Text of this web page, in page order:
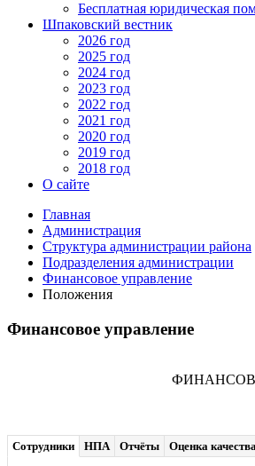
Бесплатная юридическая
Шпаковский вестник
2026 год
2025 год
2024 год
2023 год
2022 год
2021 год
2020 год
2019 год
2018 год
О сайте
Главная
Администрация
Структура администрации района
Подразделения администрации
Финансовое управление
Положения
Финансовое управление
Сотрудники НПА Отчёты Оценка качества